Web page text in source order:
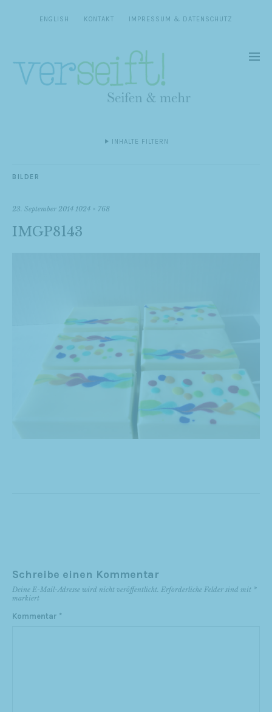
ENGLISH KONTAKT IMPRESSUM & DATENSCHUTZ
INHALTE FILTERN
BILDER
23. September 2014 1024 × 768
IMGP8143
Schreibe einen Kommentar
Deine E-Mail-Adresse wird nicht veröffentlicht. Erforderliche Felder sind mit *
markiert
Kommentar *